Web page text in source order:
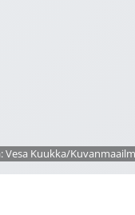
Vesa Kuukka/